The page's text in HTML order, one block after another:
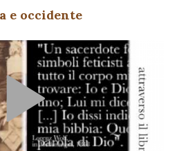
e occidente